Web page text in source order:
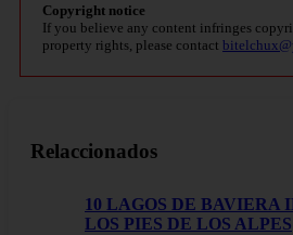
Copyright notice
If you believe any content infringes
property rights, please contact
Relaccionados
10 LAGOS DE BAVIERA
LOS PIES DE LOS ALPES